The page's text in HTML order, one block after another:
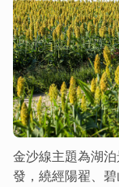
金沙線主題為湖
發，繞經陽翟、